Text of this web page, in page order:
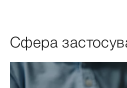
Сфера